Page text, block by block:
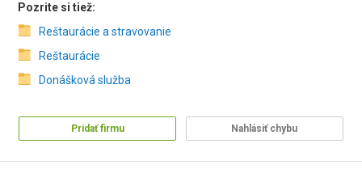
Pozrite si tiež:
Reštaurácie a stravovanie
Reštaurácie
Donášková služba
Pridať firmu Nahlásiť chybu